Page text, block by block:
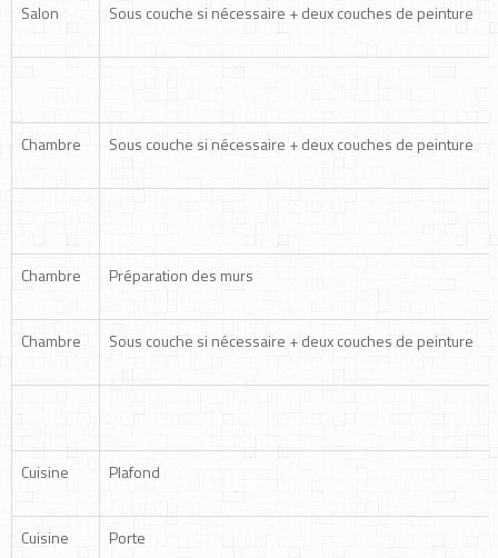
Salon Sous couche si nécessaire + deux couches de peinture
Chambre Sous couche si nécessaire + deux couches de peinture
Chambre Préparation des murs
Chambre Sous couche si nécessaire + deux couches de peinture
Cuisine Plafond
Cuisine Porte